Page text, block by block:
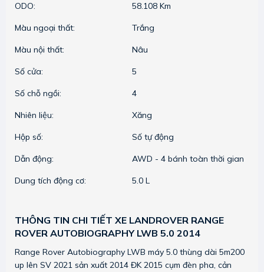
ODO: 58.108 Km
Màu ngoại thất: Trắng
Màu nội thất: Nâu
Số cửa: 5
Số chỗ ngồi: 4
Nhiên liệu: Xăng
Hộp số: Số tự động
Dẫn động: AWD - 4 bánh toàn thời gian
Dung tích động cơ: 5.0 L
THÔNG TIN CHI TIẾT XE LANDROVER RANGE
ROVER AUTOBIOGRAPHY LWB 5.0 2014
Range Rover Autobiography LWB máy 5.0 thùng dài 5m200
up lên SV 2021 sản xuất 2014 ĐK 2015 cụm đèn pha, cản